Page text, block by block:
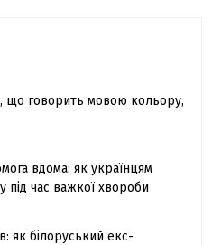
що говорить мовою кольору,
вдома: як українцям
під час важкої хвороби
як білоруський екс-